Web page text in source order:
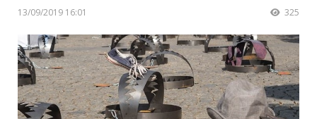
13/09/2019 16:01 325